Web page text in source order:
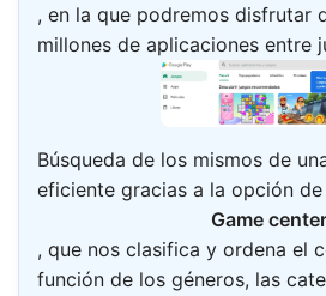
, en la que podremos disfrutar
millones de aplicaciones entre
Búsqueda de los mismos de
eficiente gracias a la opción de
Game center
, que nos clasifica y ordena el
función de los géneros, las